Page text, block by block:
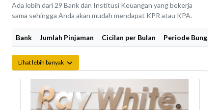
Ada lebih dari 29 Bank dan Institusi Keuangan yang bekerja
sama sehingga Anda akan mudah mendapat KPR atau KPA.
Bank Jumlah Pinjaman Cicilan per Bulan Periode Bunga
Lihat lebih banyak